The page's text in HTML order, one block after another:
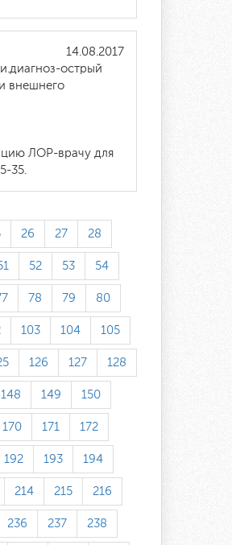
14.08.2017
острый
внешнего
ЛОР-врачу для
35.
26 27 28
52 53 54
78 79 80
103 104 105
126 127 128
148 149 150
170 171 172
192 193 194
214 215 216
236 237 238